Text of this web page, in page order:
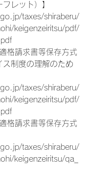
レット）】
taxes/shiraberu/
keigenzeiritsu/pdf/
ス制度の理解のため
taxes/shiraberu/
keigenzeiritsu/pdf/
taxes/shiraberu/
keigenzeiritsu/qa_